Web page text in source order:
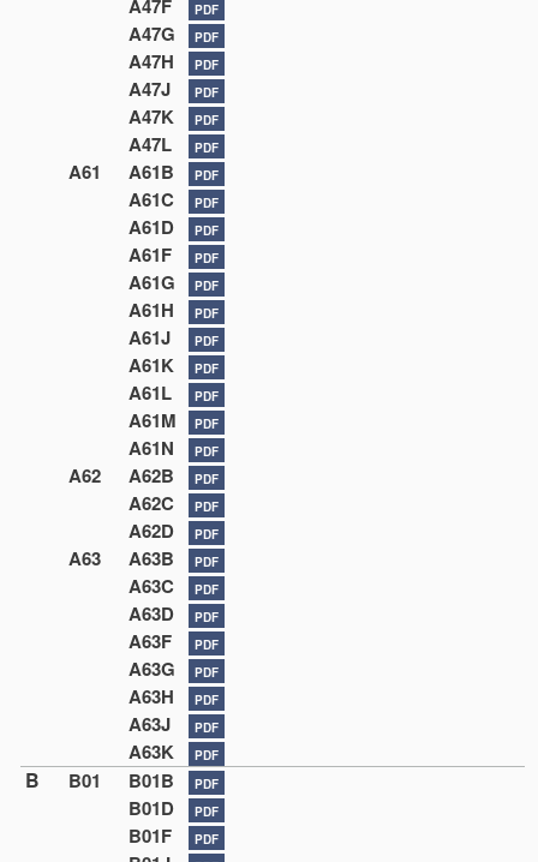
A47F PDF
A47G PDF
A47H PDF
A47J PDF
A47K PDF
A47L PDF
A61 A61B PDF
A61C PDF
A61D PDF
A61F PDF
A61G PDF
A61H PDF
A61J PDF
A61K PDF
A61L PDF
A61M PDF
A61N PDF
A62 A62B PDF
A62C PDF
A62D PDF
A63 A63B PDF
A63C PDF
A63D PDF
A63F PDF
A63G PDF
A63H PDF
A63J PDF
A63K PDF
B B01 B01B PDF
B01D PDF
B01F PDF